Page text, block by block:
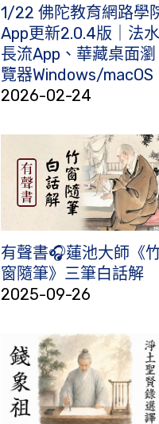
1/22 佛陀教育網路學
App更新2.0.4版｜法水
長流App、華藏桌面瀏
覽器Windows/macOS
2026-02-24
有聲書🎧蓮池大師《
窗隨筆》三筆白話解
2025-09-26